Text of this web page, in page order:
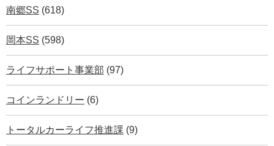
南郷SS (618)
岡本SS (598)
ライフサポート事業部 (97)
コインランドリー (6)
トータルカーライフ推進課 (9)